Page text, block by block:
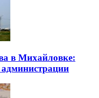
в Михайловке: